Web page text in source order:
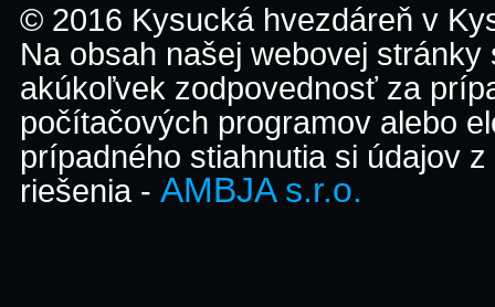
© 2016 Kysucká hvezdáreň v
Na obsah našej webovej
akúkoľvek zodpovednosť za
počítačových programov alebo
prípadného stiahnutia si údajov
riešenia - AMBJA s.r.o.